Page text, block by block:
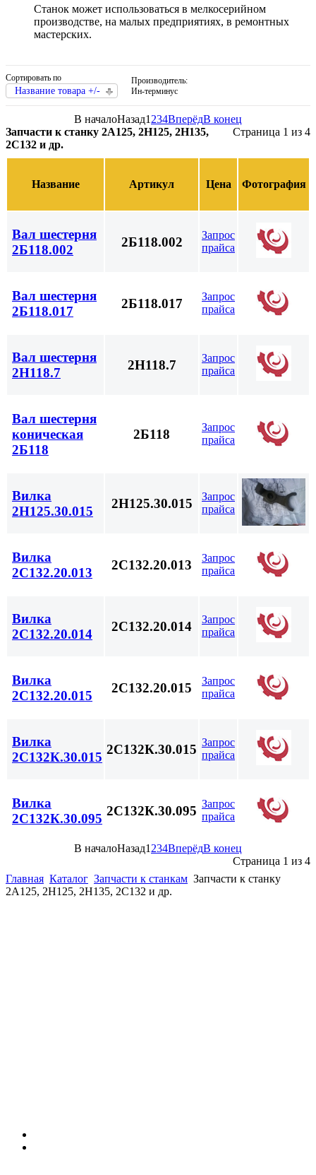
Станок может использоваться в мелкосерийном
производстве, на малых предприятиях, в ремонтных
мастерских.
Сортировать по
Название товара +/-
Производитель:
Ин-терминус
В началоНазад1234ВперёдВ конец
Страница 1 из 4
Запчасти к станку 2А125, 2Н125, 2Н135,
2С132 и др.
Название Артикул Цена Фотография
Вал шестерня
2Б118.002
2Б118.002
Запрос
прайса
Вал шестерня
2Б118.017
2Б118.017
Запрос
прайса
Вал шестерня
2Н118.7
2Н118.7
Запрос
прайса
Вал шестерня
коническая
2Б118
2Б118
Запрос
прайса
Вилка
2Н125.30.015
2Н125.30.015
Запрос
прайса
Вилка
2С132.20.013
2С132.20.013
Запрос
прайса
Вилка
2С132.20.014
2С132.20.014
Запрос
прайса
Вилка
2С132.20.015
2С132.20.015
Запрос
прайса
Вилка
2С132К.30.015
2С132К.30.015 Запрос
прайса
Вилка
2С132К.30.095
2С132К.30.095 Запрос
прайса
В началоНазад1234ВперёдВ конец
Страница 1 из 4
Главная Каталог Запчасти к станкам Запчасти к станку
2А125, 2Н125, 2Н135, 2С132 и др.